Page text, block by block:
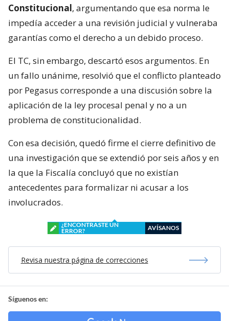
Constitucional, argumentando que esa norma le
impedía acceder a una revisión judicial y vulneraba
garantías como el derecho a un debido proceso.
El TC, sin embargo, descartó esos argumentos. En
un fallo unánime, resolvió que el conflicto planteado
por Pegasus corresponde a una discusión sobre la
aplicación de la ley procesal penal y no a un
problema de constitucionalidad.
Con esa decisión, quedó firme el cierre definitivo de
una investigación que se extendió por seis años y en
la que la Fiscalía concluyó que no existían
antecedentes para formalizar ni acusar a los
involucrados.
¿ENCONTRASTE UN
ERROR?
AVÍSANOS
Revisa nuestra página de correcciones
Síguenos en: